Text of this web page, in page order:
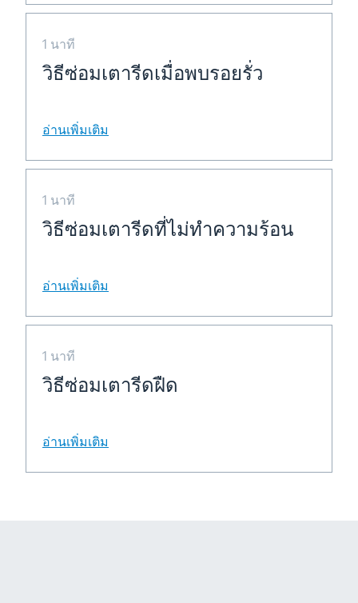
1 นาที
วิธีซ่อมเตารีดเมื่อพบรอยรั่ว
อ่านเพิ่มเติม
1 นาที
วิธีซ่อมเตารีดที่ไม่ทำความร้อน
อ่านเพิ่มเติม
1 นาที
วิธีซ่อมเตารีดฝืด
อ่านเพิ่มเติม